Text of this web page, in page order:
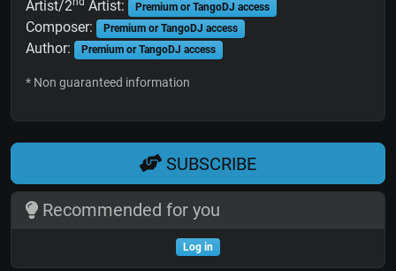
Artist/2 Artist: Premium or TangoDJ access
Composer: Premium or TangoDJ access
Author: Premium or TangoDJ access
* Non guaranteed information
SUBSCRIBE
Recommended for you
Log in